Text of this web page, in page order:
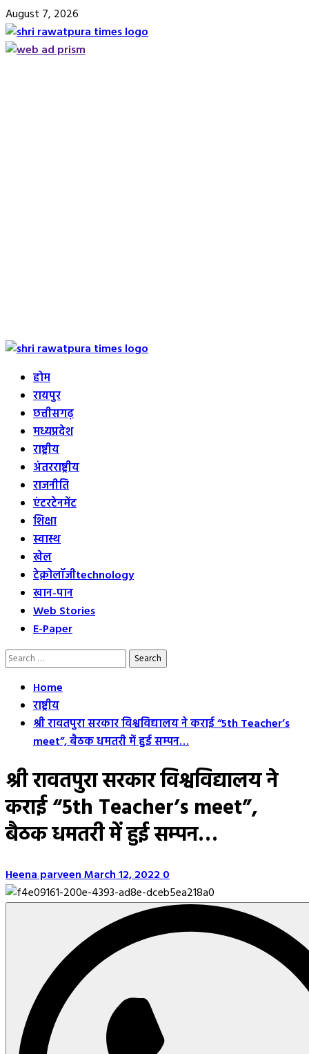
Skip
to
content
August 7, 2026
Primary
होम
रायपुर
छत्तीसगढ़
मध्यप्रदेश
राष्ट्रीय
अंतरराष्ट्रीय
राजनीति
एंटरटेनमेंट
शिक्षा
स्वास्थ
खेल
टेक्नोलॉजीtechnology
खान-पान
Web Stories
E-Paper
Search
Home
राष्ट्रीय
श्री रावतपुरा सरकार विश्वविद्यालय ने कराई “5th Teacher’s
meet”, बैठक धमतरी में हुई सम्पन…
श्री रावतपुरा सरकार विश्वविद्यालय ने
कराई “5th Teacher’s meet”,
बैठक धमतरी में हुई सम्पन…
Heena parveenMarch 12, 20220